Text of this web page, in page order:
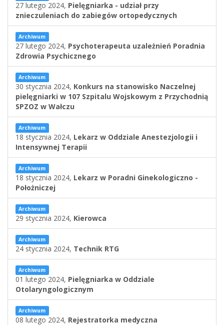
27 lutego 2024, Pielęgniarka - udział przy
znieczuleniach do zabiegów ortopedycznych
Archiwum
27 lutego 2024, Psychoterapeuta uzależnień Poradnia
Zdrowia Psychicznego
Archiwum
30 stycznia 2024, Konkurs na stanowisko Naczelnej
pielęgniarki w 107 Szpitalu Wojskowym z Przychodnią
SPZOZ w Wałczu
Archiwum
18 stycznia 2024, Lekarz w Oddziale Anestezjologii i
Intensywnej Terapii
Archiwum
18 stycznia 2024, Lekarz w Poradni Ginekologiczno -
Położniczej
Archiwum
29 stycznia 2024, Kierowca
Archiwum
24 stycznia 2024, Technik RTG
Archiwum
01 lutego 2024, Pielęgniarka w Oddziale
Otolaryngologicznym
Archiwum
08 lutego 2024, Rejestratorka medyczna